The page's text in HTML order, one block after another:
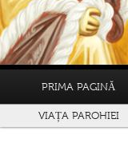
PRIMA PAGINĂ
VIAȚA PAROHIEI